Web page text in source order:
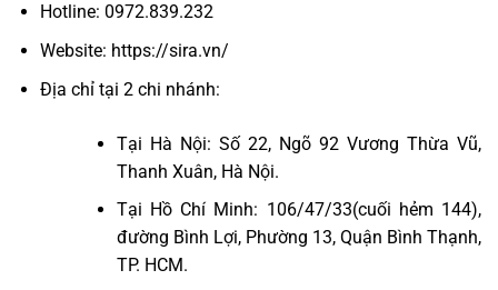
Hotline: 0972.839.232
Website: https://sira.vn/
Địa chỉ tại 2 chi nhánh:
Tại Hà Nội: Số 22, Ngõ 92 Vương Thừa Vũ,
Thanh Xuân, Hà Nội.
Tại Hồ Chí Minh: 106/47/33(cuối hẻm 144),
đường Bình Lợi, Phường 13, Quận Bình Thạnh,
TP. HCM.